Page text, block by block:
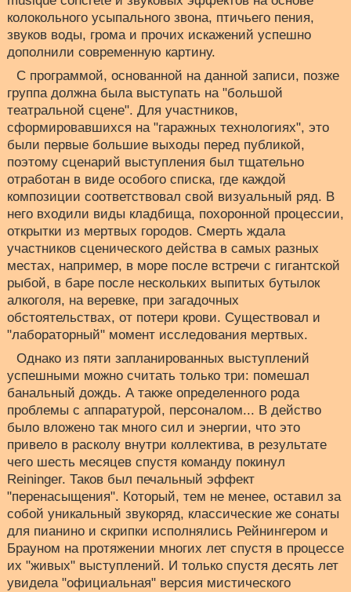
колокольного усыпального звона, птичьего пения,
звуков воды, грома и прочих искажений успешно
дополнили современную картину.
С программой, основанной на данной записи, позже
группа должна была выступать на "большой
театральной сцене". Для участников,
сформировавшихся на "гаражных технологиях", это
были первые большие выходы перед публикой,
поэтому сценарий выступления был тщательно
отработан в виде особого списка, где каждой
композиции соответствовал свой визуальный ряд. В
него входили виды кладбища, похоронной процессии,
открытки из мертвых городов. Смерть ждала
участников сценического действа в самых разных
местах, например, в море после встречи с гигантской
рыбой, в баре после нескольких выпитых бутылок
алкоголя, на веревке, при загадочных
обстоятельствах, от потери крови. Существовал и
"лабораторный" момент исследования мертвых.
Однако из пяти запланированных выступлений
успешными можно считать только три: помешал
банальный дождь. А также определенного рода
проблемы с аппаратурой, персоналом... В действо
было вложено так много сил и энергии, что это
привело в расколу внутри коллектива, в результате
чего шесть месяцев спустя команду покинул
Reininger. Таков был печальный эффект
"перенасыщения". Который, тем не менее, оставил за
собой уникальный звукоряд, классические же сонаты
для пианино и скрипки исполнялись Рейнингером и
Брауном на протяжении многих лет спустя в процессе
их "живых" выступлений. И только спустя десять лет
увидела "официальная" версия мистического